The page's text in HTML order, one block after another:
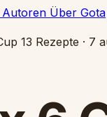
Autoren Über Gota
13 Rezepte · 7